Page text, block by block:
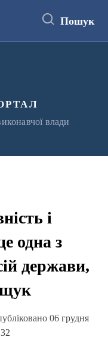
Пошук
влади
і
одна з
держави,
06 грудня